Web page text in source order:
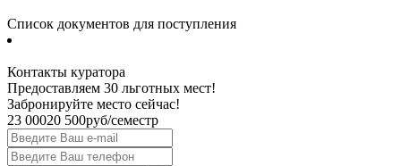
Список документов для поступления
Контакты куратора
Предоставляем 30 льготных мест!
Забронируйте место сейчас!
23 00020 500руб/семестр